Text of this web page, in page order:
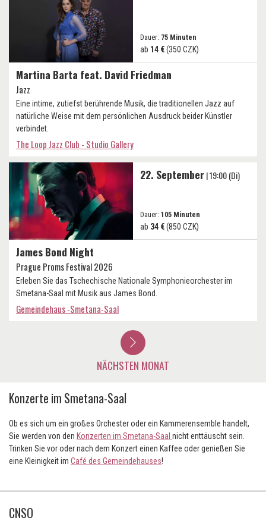
Martina Barta feat. David Friedman
Jazz
Eine intime, zutiefst berührende Musik, die traditionellen Jazz auf
natürliche Weise mit dem persönlichen Ausdruck beider Künstler
verbindet.
The Loop Jazz Club - Studio Gallery
Dauer: 75 Minuten
ab 14 €(350 CZK)
James Bond Night
Prague Proms Festival 2026
Erleben Sie das Tschechische Nationale Symphonieorchester im
Smetana-Saal mit Musik aus James Bond.
Gemeindehaus -Smetana-Saal
22. September| 19:00 (Di)
Dauer: 105 Minuten
ab 34 €(850 CZK)
NÄCHSTEN MONAT
Konzerte im Smetana-Saal
Ob es sich um ein großes Orchester oder ein Kammerensemble handelt,
Sie werden von den Konzerten im Smetana-Saal nicht enttäuscht sein.
Trinken Sie vor oder nach dem Konzert einen Kaffee oder genießen Sie
eine Kleinigkeit im Café des Gemeindehauses!
CNSO